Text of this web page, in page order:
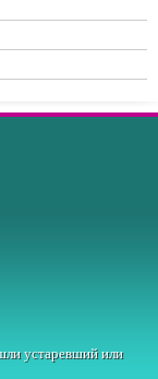
устаревший или